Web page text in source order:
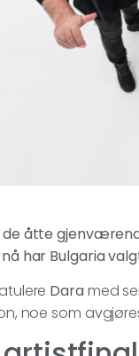
åtte
nå har Bulgaria
Daramed
noe som